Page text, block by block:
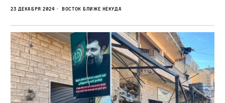
23 декабря 2024 Восток ближе некуда